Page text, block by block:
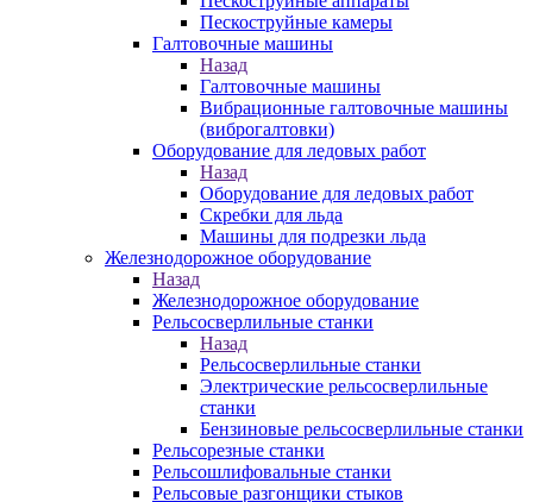
Пескоструйные камеры
Галтовочные машины
Назад
Галтовочные машины
Вибрационные галтовочные машины
(виброгалтовки)
Оборудование для ледовых работ
Назад
Оборудование для ледовых работ
Скребки для льда
Машины для подрезки льда
Железнодорожное оборудование
Назад
Железнодорожное оборудование
Рельсосверлильные станки
Назад
Рельсосверлильные станки
Электрические рельсосверлильные
станки
Бензиновые рельсосверлильные станки
Рельсорезные станки
Рельсошлифовальные станки
Рельсовые разгонщики стыков